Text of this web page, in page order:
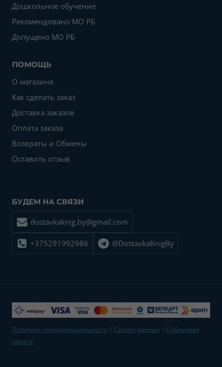
Дошкольное обучение
Рекомендовано МО РБ
Допущено МО РБ
ПОМОЩЬ
О магазине
Как сделать заказ
Доставка заказов
Оплата заказа
Возвраты и Обмены
Оставить отзыв
БУДЕМ НА СВЯЗИ
dostavkaknig.by@gmail.com
+375291992986 @DostavkaKnigBy
Политика конфиденциальности | Cookies данные | Публичная
оферта